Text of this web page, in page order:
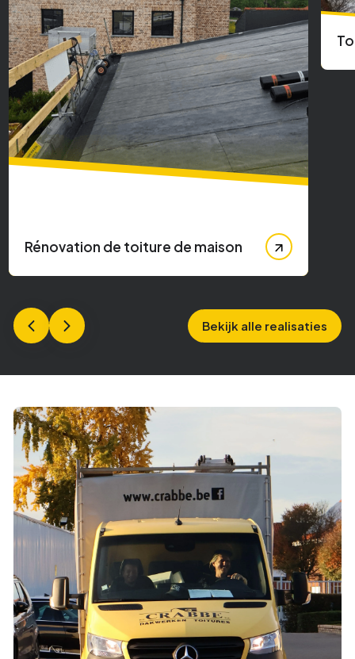
Rénovation de toiture de maison
Bekijk alle realisaties